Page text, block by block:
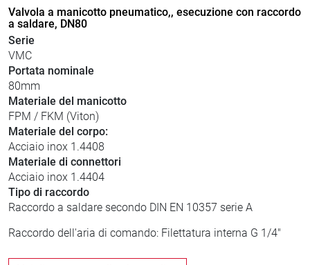
Valvola a manicotto pneumatico,, esecuzione con raccordo
a saldare, DN80
Serie
VMC
Portata nominale
80mm
Materiale del manicotto
FPM / FKM (Viton)
Materiale del corpo:
Acciaio inox 1.4408
Materiale di connettori
Acciaio inox 1.4404
Tipo di raccordo
Raccordo a saldare secondo DIN EN 10357 serie A
Raccordo dell'aria di comando: Filettatura interna G 1/4"